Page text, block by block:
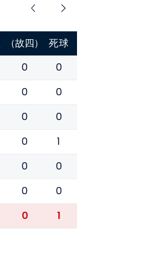
(故四) 死球
0 0
0 0
0 0
0 1
0 0
0 0
0 1